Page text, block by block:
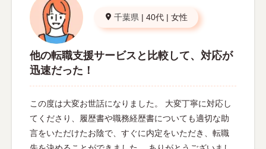
千葉県 | 40代 | 女性
他の転職支援サービスと比較して、対応が
迅速だった！
この度は大変お世話になりました。 大変丁寧に対応し
てくださり、履歴書や職務経歴書についても適切な助
言をいただけたお陰で、すぐに内定をいただき、転職